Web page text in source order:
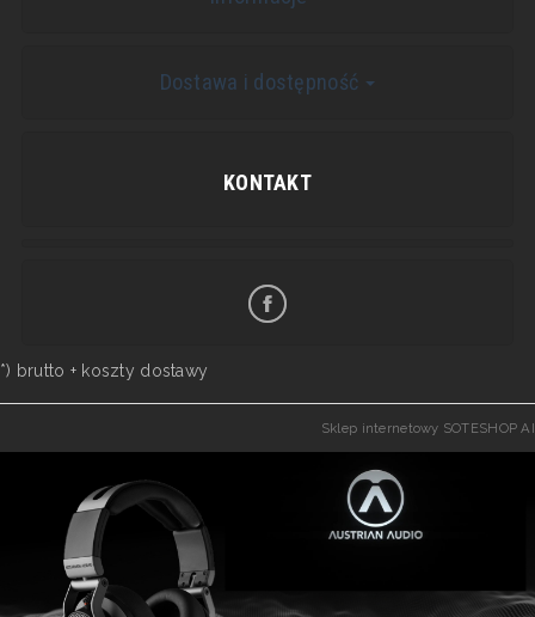
Dostawa i dostępność
KONTAKT
*) brutto + koszty dostawy
Sklep internetowy SOTESHOP AI